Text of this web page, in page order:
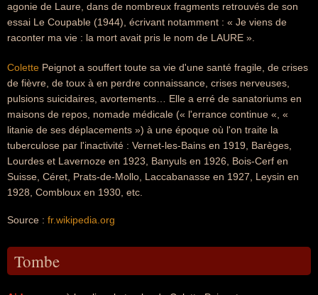
agonie de Laure, dans de nombreux fragments retrouvés de son
essai Le Coupable (1944), écrivant notamment : « Je viens de
raconter ma vie : la mort avait pris le nom de LAURE ».
Colette Peignot a souffert toute sa vie d'une santé fragile, de crises
de fièvre, de toux à en perdre connaissance, crises nerveuses,
pulsions suicidaires, avortements… Elle a erré de sanatoriums en
maisons de repos, nomade médicale (« l'errance continue «, «
litanie de ses déplacements ») à une époque où l'on traite la
tuberculose par l'inactivité : Vernet-les-Bains en 1919, Barèges,
Lourdes et Lavernoze en 1923, Banyuls en 1926, Bois-Cerf en
Suisse, Céret, Prats-de-Mollo, Laccabanasse en 1927, Leysin en
1928, Combloux en 1930, etc.
Source : fr.wikipedia.org
Tombe